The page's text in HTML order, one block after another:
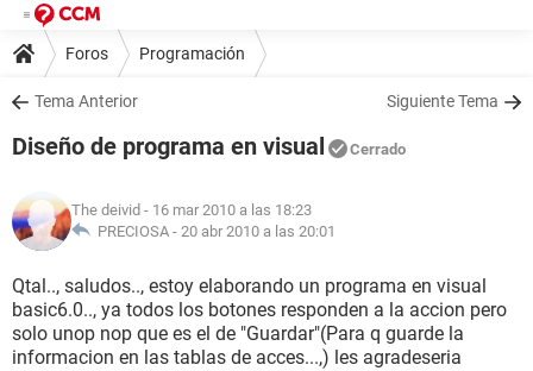
Foros Programación
Tema Anterior Siguiente Tema
Diseño de programa en visual Cerrado
The deivid - 16 mar 2010 a las 18:23
PRECIOSA - 20 abr 2010 a las 20:01
Qtal.., saludos.., estoy elaborando un programa en visual
basic6.0.., ya todos los botones responden a la accion pero
solo unop nop que es el de "Guardar"(Para q guarde la
informacion en las tablas de acces...,) les agradeseria